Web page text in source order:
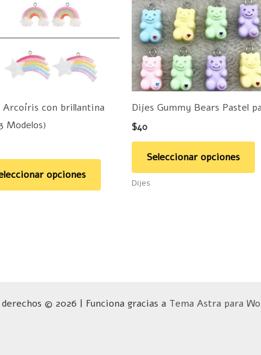
Arcoíris con brillantina
Modelos)
opciones
múltiples
variantes.
opciones
elegir
Dijes Gummy Bears Pastel
$40
Seleccionar opciones
Dijes
derechos © 2026 | Funciona gracias a Tema Astra para